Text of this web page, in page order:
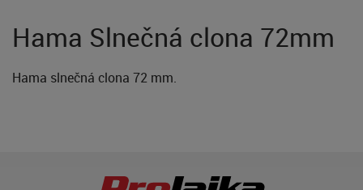
Hama Slnečná clona 72mm
Hama slnečná clona 72 mm.